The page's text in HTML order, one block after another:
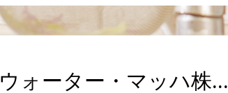
ォーター・マッハ株...